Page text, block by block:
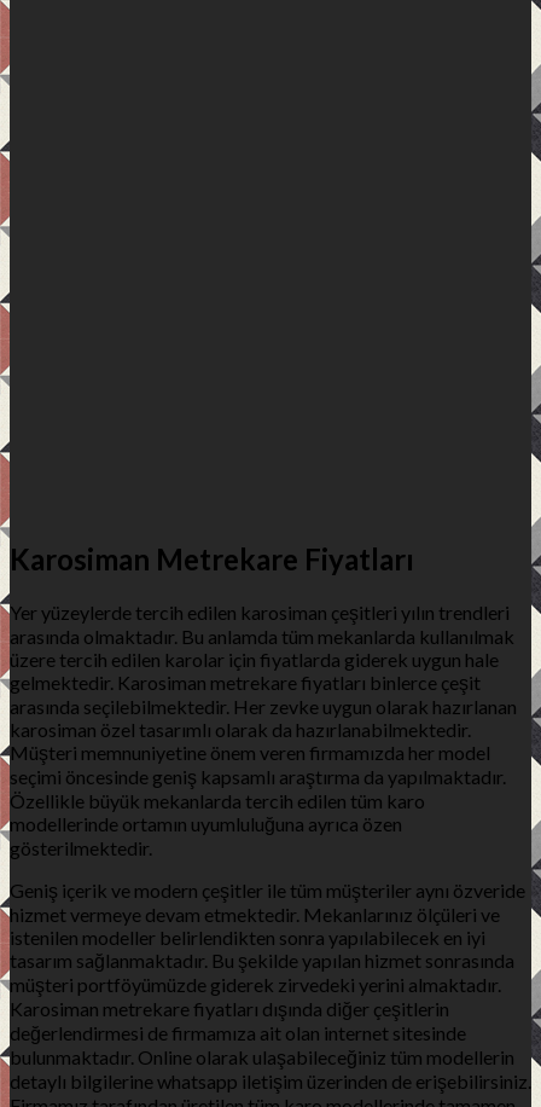
Karosiman Metrekare Fiyatları
Yer yüzeylerde tercih edilen karosiman çeşitleri yılın trendleri
arasında olmaktadır. Bu anlamda tüm mekanlarda kullanılmak
üzere tercih edilen karolar için fiyatlarda giderek uygun hale
gelmektedir. Karosiman metrekare fiyatları binlerce çeşit
arasında seçilebilmektedir. Her zevke uygun olarak hazırlanan
karosiman özel tasarımlı olarak da hazırlanabilmektedir.
Müşteri memnuniyetine önem veren firmamızda her model
seçimi öncesinde geniş kapsamlı araştırma da yapılmaktadır.
Özellikle büyük mekanlarda tercih edilen tüm karo
modellerinde ortamın uyumluluğuna ayrıca özen
gösterilmektedir.
Geniş içerik ve modern çeşitler ile tüm müşteriler aynı özveride
hizmet vermeye devam etmektedir. Mekanlarınız ölçüleri ve
istenilen modeller belirlendikten sonra yapılabilecek en iyi
tasarım sağlanmaktadır. Bu şekilde yapılan hizmet sonrasında
müşteri portföyümüzde giderek zirvedeki yerini almaktadır.
Karosiman metrekare fiyatları dışında diğer çeşitlerin
değerlendirmesi de firmamıza ait olan internet sitesinde
bulunmaktadır. Online olarak ulaşabileceğiniz tüm modellerin
detaylı bilgilerine whatsapp iletişim üzerinden de erişebilirsiniz.